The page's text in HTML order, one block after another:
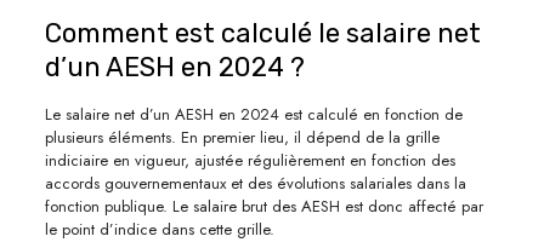
Comment est calculé le salaire net
d’un AESH en 2024 ?
Le salaire net d’un AESH en 2024 est calculé en fonction de
plusieurs éléments. En premier lieu, il dépend de la grille
indiciaire en vigueur, ajustée régulièrement en fonction des
accords gouvernementaux et des évolutions salariales dans la
fonction publique. Le salaire brut des AESH est donc affecté par
le point d’indice dans cette grille.